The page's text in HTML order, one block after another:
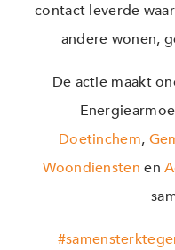
contact leverde
andere wonen,
De actie maakt
Doetinchem,
Woondiensten en